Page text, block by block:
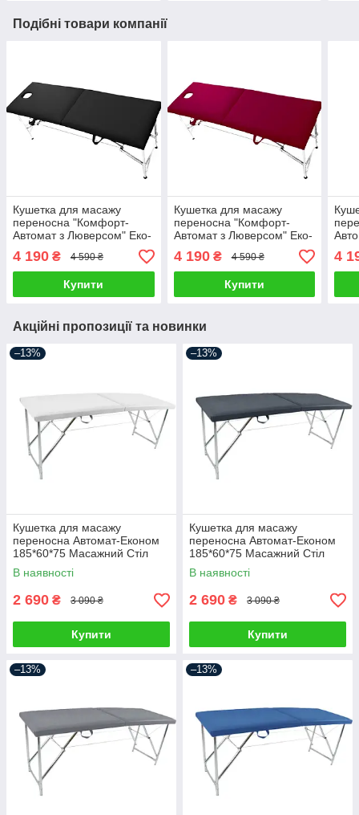
Подібні товари компанії
Кушетка для масажу
переносна "Комфорт-
Автомат з Люверсом" Еко-
4 190 ₴ 4 590 ₴
Купити
Кушетка для масажу
переносна "Комфорт-
Автомат з Люверсом" Еко-
4 190₴ 4 590 ₴
Купити
4
Акційні пропозиції та новинки
–13%
Кушетка для масажу
переносна Автомат-Економ
185*60*75 Масажний Стіл
В наявності
2 690 ₴ 3 090 ₴
Купити
–13%
Кушетка для масажу
переносна Автомат-Економ
185*60*75 Масажний Стіл
В наявності
2 690 ₴ 3 090 ₴
Купити
–13% –13%